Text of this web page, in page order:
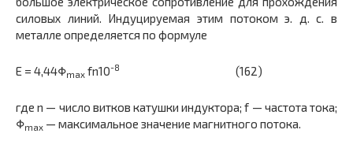
силовых линий. Индуцируемая этим потоком э. д. с. в
металле определяется по формуле
Е = 4,44Φmax fn10-8 (162)
где n — число витков катушки индуктора; f — частота тока;
Φmax — максимальное значение магнитного потока.